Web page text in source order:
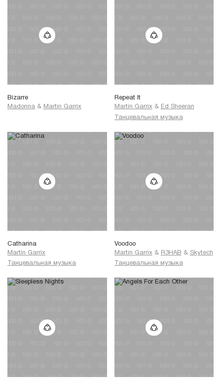
Bizarre
Madonna & Martin Garrix
Repeat It
Martin Garrix & Ed Sheeran
Танцевальная музыка
Catharina
Martin Garrix
Танцевальная музыка
Voodoo
Martin Garrix & R3HAB & Skytech
Танцевальная музыка